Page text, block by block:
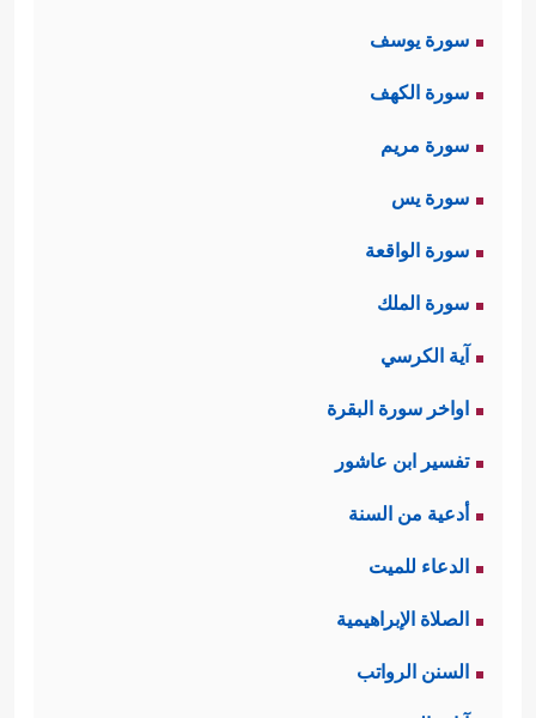
سورة يوسف
سورة الكهف
سورة مريم
سورة يس
سورة الواقعة
سورة الملك
آية الكرسي
اواخر سورة البقرة
تفسير ابن عاشور
أدعية من السنة
الدعاء للميت
الصلاة الإبراهيمية
السنن الرواتب